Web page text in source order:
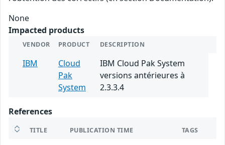
None
Impacted products
VENDOR PRODUCT DESCRIPTION
IBM
Cloud
Pak
System
IBM Cloud Pak System
versions antérieures à
2.3.3.4
References
TITLE PUBLICATION TIME TAGS